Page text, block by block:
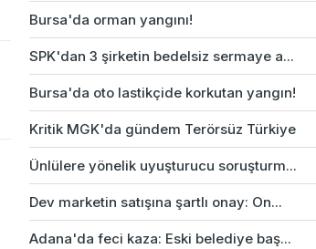
Bursa'da orman yangını!
SPK'dan 3 şirketin bedelsiz sermaye a...
Bursa'da oto lastikçide korkutan yangın!
Kritik MGK'da gündem Terörsüz Türkiye
Ünlülere yönelik uyuşturucu soruşturm...
Dev marketin satışına şartlı onay: On...
Adana'da feci kaza: Eski belediye baş...